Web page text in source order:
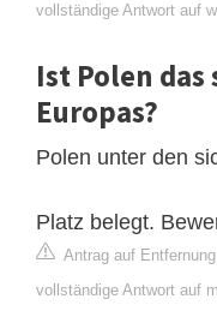
vollständige Antwort auf
Ist Polen das
Europas?
Polen unter den
Platz belegt.
Antrag auf
vollständige Antwort auf